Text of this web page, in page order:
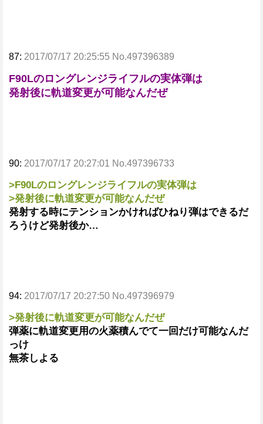
87: 2017/07/17 20:25:55 No.497396389
F90Lのロングレンジライフルの実体弾は
発射後に軌道変更が可能なんだぜ
90: 2017/07/17 20:27:01 No.497396733
>F90Lのロングレンジライフルの実体弾は
>発射後に軌道変更が可能なんだぜ
発射する時にテンションかければひねり弾はできるだ
ろうけど発射後か…
94: 2017/07/17 20:27:50 No.497396979
>発射後に軌道変更が可能なんだぜ
弾薬に軌道変更用の火薬積んでて一回だけ可能なんだ
っけ
無茶しよる